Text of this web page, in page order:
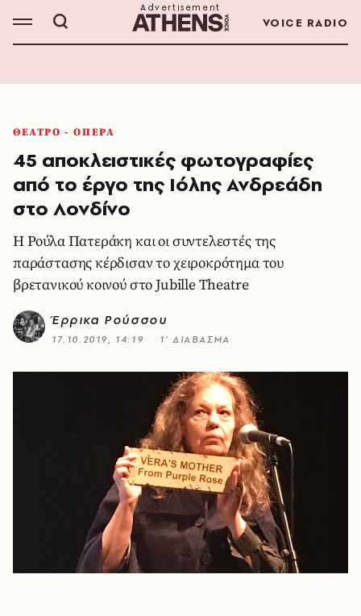
VOICE RADIO
ΘΕΑΤΡΟ - ΟΠΕΡΑ
45 αποκλειστικές φωτογραφίες
από το έργο της Ιόλης Ανδρεάδη
στο Λονδίνο
Η Ρούλα Πατεράκη και οι συντελεστές της
παράστασης κέρδισαν το χειροκρότημα του
βρετανικού κοινού στο Jubille Theatre
Έρρικα Ρούσσου
17.10.2019, 14:19 1’ ΔΙΑΒΑΣΜΑ